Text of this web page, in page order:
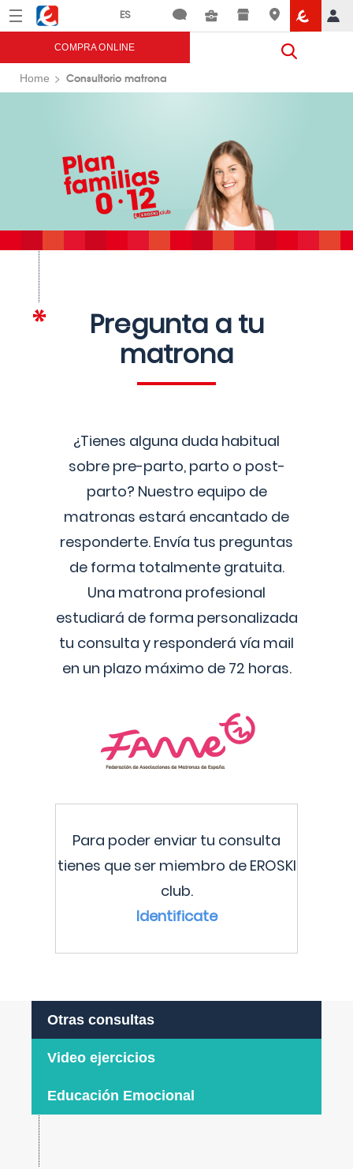
Menú Eroski
COMPRA ONLINE
Home Consultorio matrona
Pregunta a tu
matrona
¿Tienes alguna duda habitual
sobre pre-parto, parto o post-
parto? Nuestro equipo de
matronas estará encantado de
responderte. Envía tus preguntas
de forma totalmente gratuita.
Una matrona profesional
estudiará de forma personalizada
tu consulta y responderá vía mail
en un plazo máximo de 72 horas.
Para poder enviar tu consulta
tienes que ser miembro de EROSKI
club.
Identificate
Otras consultas
Video ejercicios
Educación Emocional